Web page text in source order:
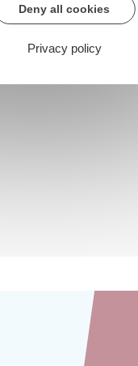
Deny all cookies
Privacy policy